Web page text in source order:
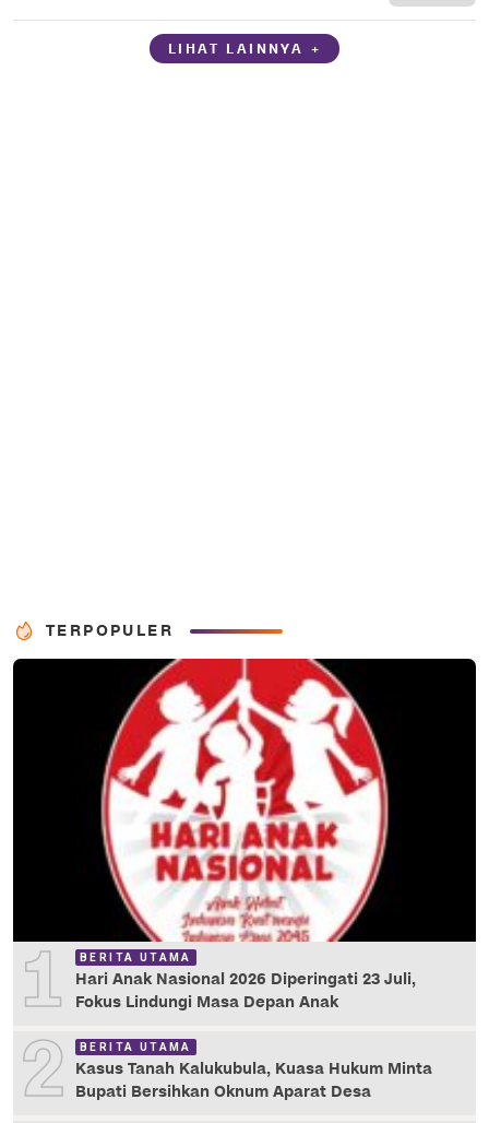
LIHAT LAINNYA +
TERPOPULER
1 BERITA UTAMA
Hari Anak Nasional 2026 Diperingati 23 Juli,
Fokus Lindungi Masa Depan Anak
2 BERITA UTAMA
Kasus Tanah Kalukubula, Kuasa Hukum Minta
Bupati Bersihkan Oknum Aparat Desa